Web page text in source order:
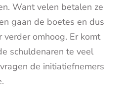
Want velen betalen ze
gaan de boetes en dus
omhoog. Er komt
schuldenaren te veel
de initiatiefnemers